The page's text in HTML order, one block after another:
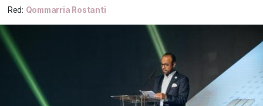
Red: Qommarria Rostanti